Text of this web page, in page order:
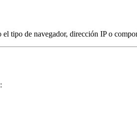
tipo de navegador, dirección IP o